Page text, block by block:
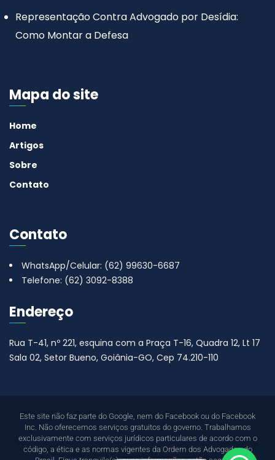
Representação Contra Advogado por Desídia:
Como Montar a Defesa
Mapa do site
Home
Artigos
Sobre
Contato
Contato
WhatsApp/Celular: (62) 99630-6687
Telefone: (62) 3092-8388
Endereço
Rua T-41, nº 221, esquina com a Praça T-16, Quadra 12, Lt 17
Sala 02, Setor Bueno, Goiânia-GO, Cep 74.210-110
Este site não faz parte do Google, nem do Facebook ou do Facebook
Inc. Não oferecemos serviços gratuitos do governo. Trabalhamos
exclusivamente com serviços jurídicos particulares de acordo com o
código, a ética e as normas vigentes da Ordem dos Advogados do